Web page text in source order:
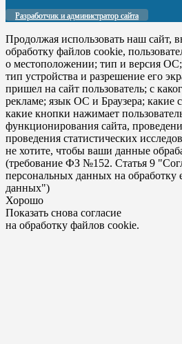
Разработчик и администратор сайта
Продолжая использовать наш сайт,
обработку файлов cookie,
о местоположении; тип и версия ОС;
тип устройства и разрешение его
пришел на сайт пользователь; с
рекламе; язык ОС и Браузера; какие
какие кнопки нажимает
функционирования сайта,
проведения статистических
не хотите, чтобы ваши данные
(требование ФЗ №152. Статья 9
персональных данных на обработку
данных")
Хорошо
Показать снова согласие
на обработку файлов cookie.